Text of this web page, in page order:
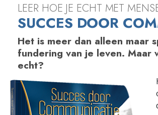
LEER HOE JE ECHT MET
SUCCES DOOR
Het is meer dan alleen maar
fundering van je leven.
echt?